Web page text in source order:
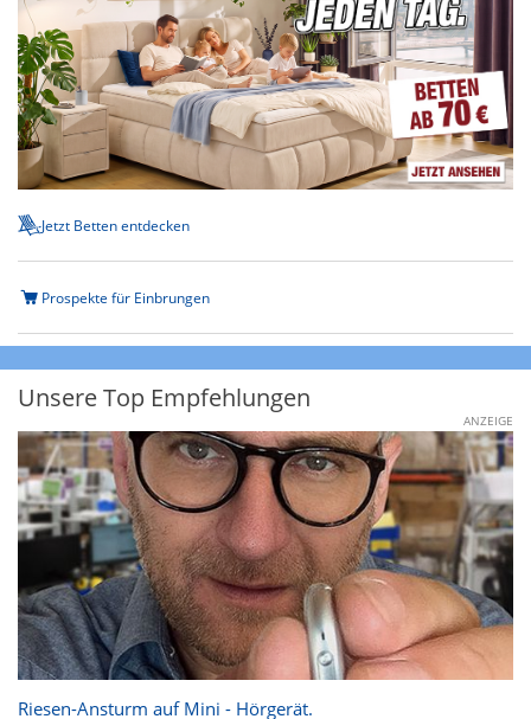
Jetzt Betten entdecken
Prospekte für Einbrungen
Unsere Top Empfehlungen
ANZEIGE
Riesen-Ansturm auf Mini - Hörgerät.